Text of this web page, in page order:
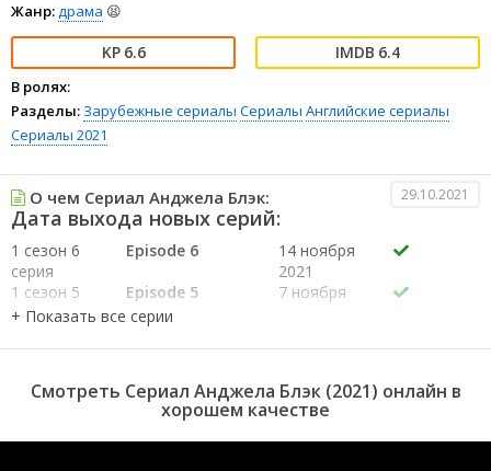
Жанр:драма 😫
6.6 6.4
В ролях:
Разделы: Зарубежные сериалы Сериалы Английские сериалы
Сериалы 2021
О чем Сериал Анджела Блэк: 29.10.2021
Дата выхода новых серий:
1 сезон 6
серия
Episode 6
14 ноября
2021
1 сезон 5
серия
Episode 5
7 ноября
серия
Episode 4
октября
1 сезон 3
Episode 3
24
октября
2021
Смотреть Сериал Анджела Блэк (2021) онлайн в
хорошем качестве